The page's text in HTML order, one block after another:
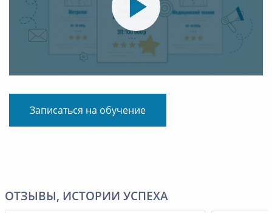
Записаться на обучение
ОТЗЫВЫ, ИСТОРИИ УСПЕХА